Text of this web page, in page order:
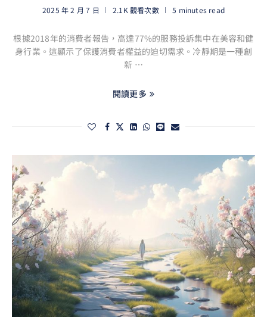
2025 年 2 月 7 日 2.1K 觀看次數 5 minutes read
根據2018年的消費者報告，高達77%的服務投訴集中在美容和健
身行業。這顯示了保護消費者權益的迫切需求。冷靜期是一種創
新 …
閱讀更多